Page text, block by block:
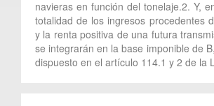
navieras en función del tonelaje.2. Y,
totalidad de los ingresos procedentes
y la renta positiva de una futura
se integrarán en la base imponible de
dispuesto en el artículo 114.1 y 2 de la